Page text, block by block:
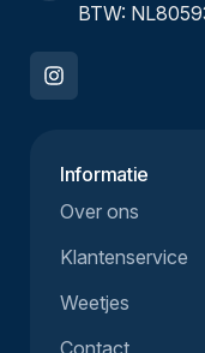
BTW:
Informatie
Over ons
Klantenservice
Weetjes
Contact